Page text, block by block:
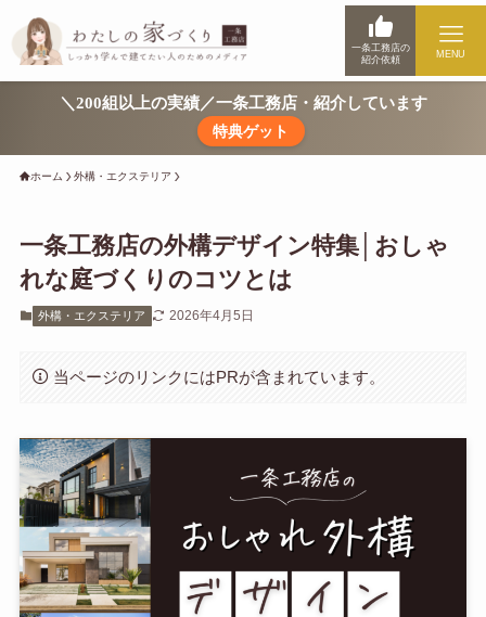
一条工務店の
紹介依頼
MENU
＼200組以上の実績／一条工務店・紹介しています
特典ゲット
ホーム 外構・エクステリア
一条工務店の外構デザイン特集│おしゃ
れな庭づくりのコツとは
外構・エクステリア 2026年4月5日
当ページのリンクにはPRが含まれています。